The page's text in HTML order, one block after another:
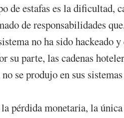
de estafas es la dificultad,
de responsabilidades
no ha sido hackeado
su parte, las cadenas
se produjo en sus
pérdida monetaria, la